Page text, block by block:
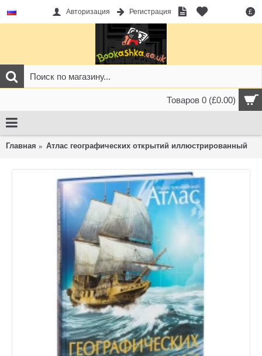
£
Авторизация Регистрация
Товаров 0 (£0.00)
Главная Атлас географических открытий иллюстрированный